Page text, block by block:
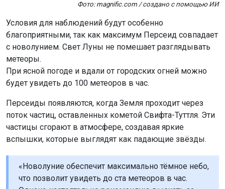
Фото: magnific.com / создано с помощью ИИ
Условия для наблюдений будут особенно
благоприятными, так как максимум Персеид совпадает
с новолунием. Свет Луны не помешает разглядывать
метеоры.
При ясной погоде и вдали от городских огней можно
будет увидеть до 100 метеоров в час.
Персеиды появляются, когда Земля проходит через
поток частиц, оставленных кометой Свифта-Туттля. Эти
частицы сгорают в атмосфере, создавая яркие
вспышки, которые выглядят как падающие звёзды.
«Новолуние обеспечит максимально тёмное небо,
что позволит увидеть до ста метеоров в час.